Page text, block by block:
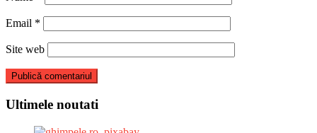
Email *
Site web
Ultimele noutati